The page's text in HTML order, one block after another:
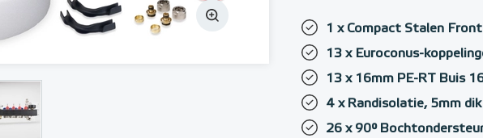
1 x Compact Stalen
13 x Euroconus-
13 x 16mm PE-RT Buis
4 x Randisolatie, 5mm
26 x 90°